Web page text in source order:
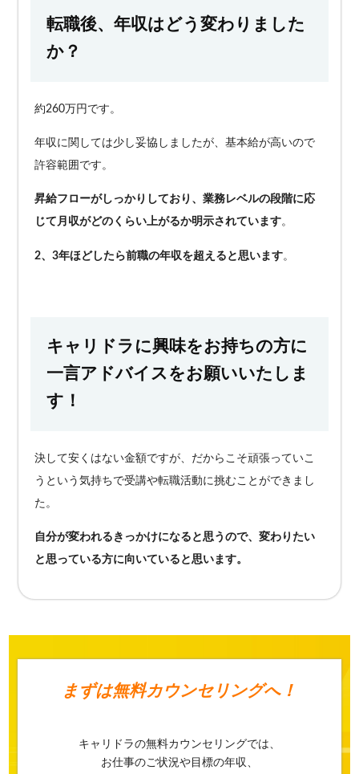
転職後、年収はどう変わりました
か？
約260万円です。
年収に関しては少し妥協しましたが、基本給が高いので
許容範囲です。
昇給フローがしっかりしており、業務レベルの段階に応
じて月収がどのくらい上がるか明示されています。
2、3年ほどしたら前職の年収を超えると思います。
キャリドラに興味をお持ちの方に
一言アドバイスをお願いいたしま
す！
決して安くはない金額ですが、だからこそ頑張っていこ
うという気持ちで受講や転職活動に挑むことができまし
た。
自分が変われるきっかけになると思うので、変わりたい
と思っている方に向いていると思います。
まずは無料カウンセリングへ！
キャリドラの無料カウンセリングでは、
お仕事のご状況や目標の年収、